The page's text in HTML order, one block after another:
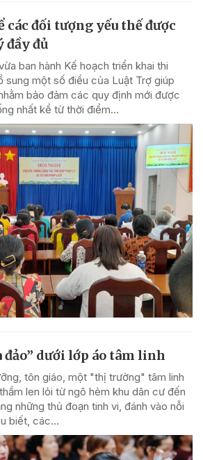
các đối tượng yếu thế được
đầy đủ
ban hành Kế hoạch triển khai thi
sung một số điều của Luật Trợ giúp
bảo đảm các quy định mới được
nhất kể từ thời điểm...
dưới lớp áo tâm linh
tôn giáo, một "thị trường" tâm linh
len lỏi từ ngõ hẻm khu dân cư đến
những thủ đoạn tinh vi, đánh vào nỗi
biết, các...